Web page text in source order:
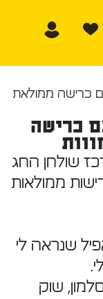
כרישה
שולחן החג
ממולאות
שנראה לי
שוק